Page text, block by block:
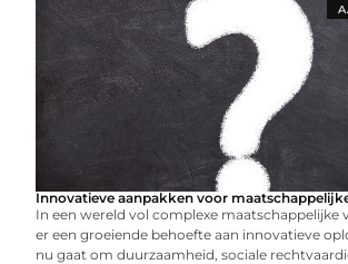
Innovatieve aanpakken voor
In een wereld vol complexe maatschappelijke
er een groeiende behoefte aan innovatieve
nu gaat om duurzaamheid, sociale